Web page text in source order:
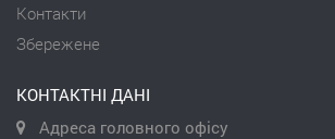
Контакти
Збережене
КОНТАКТНІ ДАНІ
Адреса головного офісу